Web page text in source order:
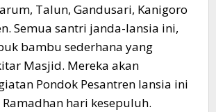
Talun, Gandusari, Kanigoro
Semua santri janda-lansia ini,
bambu sederhana yang
Masjid. Mereka akan
Pondok Pesantren lansia ini
hari kesepuluh.